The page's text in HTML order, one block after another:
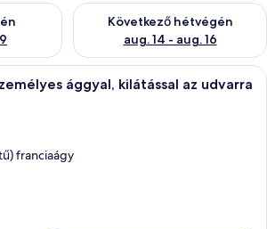
állás ellenőrzése: aug. 7 -
Következő hétvégén
aug. 14 - aug. 16
A következő hétvégi
Egy modern szállodaszoba,
ággyal, kilátással az udvarra
franciaágy